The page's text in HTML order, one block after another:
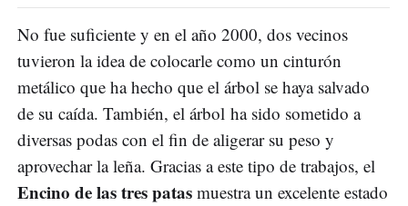
No fue suficiente y en el año 2000, dos vecinos
tuvieron la idea de colocarle como un cinturón
metálico que ha hecho que el árbol se haya salvado
de su caída. También, el árbol ha sido sometido a
diversas podas con el fin de aligerar su peso y
aprovechar la leña. Gracias a este tipo de trabajos, el
Encino de las tres patas muestra un excelente estado